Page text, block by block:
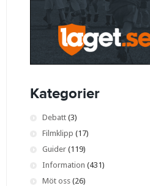
Kategorier
Debatt (3)
Filmklipp (17)
Guider (119)
Information (431)
Möt oss (26)